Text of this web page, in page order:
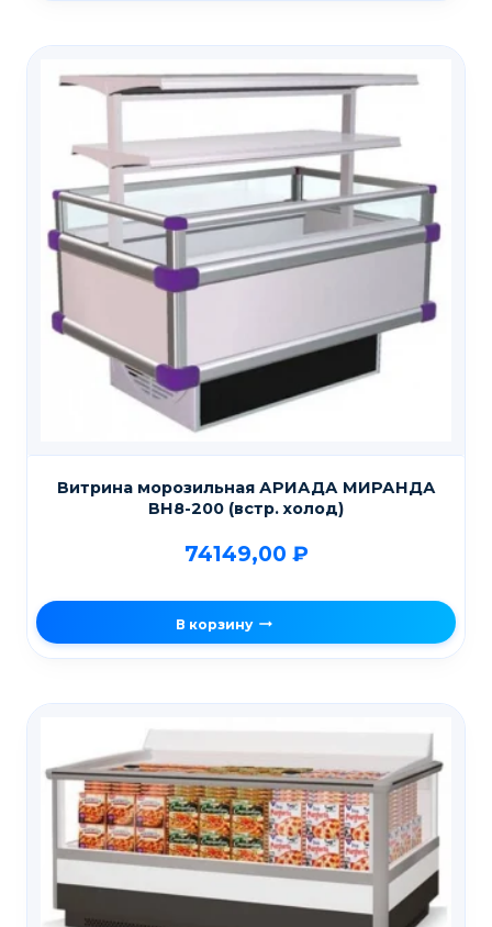
Витрина морозильная АРИАДА МИРАНДА
ВН8-200 (встр. холод)
74149,00 ₽
В корзину